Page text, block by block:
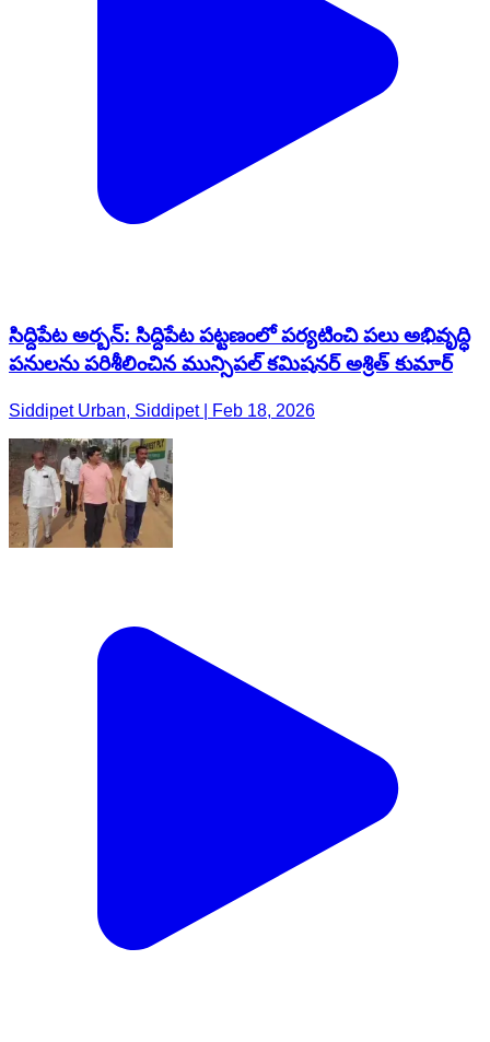
సిద్దిపేట అర్బన్: సిద్దిపేట పట్టణంలో పర్యటించి పలు అభివృద్ధి
పనులను పరిశీలించిన మున్సిపల్ కమిషనర్ అశ్రిత్ కుమార్
Siddipet Urban, Siddipet | Feb 18, 2026